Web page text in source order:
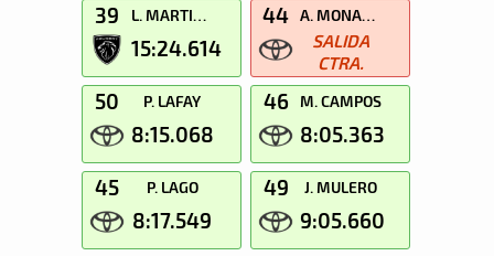
39 L. MARTINEZ
15:24.614
44 A. MONARRI
SALIDA
CTRA.
50 P. LAFAY
8:15.068
46 M. CAMPOS
8:05.363
45 P. LAGO
8:17.549
49 J. MULERO
9:05.660